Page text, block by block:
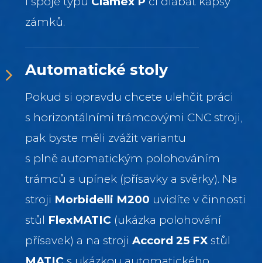
zámků.
Automatické stoly
Pokud si opravdu chcete ulehčit práci
s horizontálními trámcovými CNC stroji,
pak byste měli zvážit variantu
s plně automatickým polohováním
trámců a upínek (přísavky a svěrky). Na
stroji Morbidelli M200 uvidíte v činnosti
stůl FlexMATIC (ukázka polohování
přísavek) a na stroji Accord 25 FXstůl